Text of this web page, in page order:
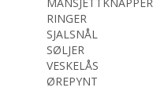
MANSJETTKNAPPER
RINGER
SJALSNÅL
SØLJER
VESKELÅS
ØREPYNT